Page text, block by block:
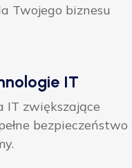
Twojego biznesu
IT
IT zwiększające
bezpieczeństwo